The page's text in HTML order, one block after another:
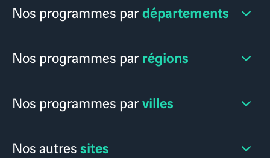
Nos programmes pardépartements
Nos programmes par régions
Nos programmes parvilles
Nos autressites